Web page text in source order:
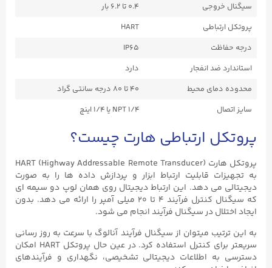
سیگنال خروجی
۰.۴ تا ۶.۲ بار
پروتکل ارتباطی
HART
درجه حفاظت
IP65
استاندارد ضد انفجار
دارد
محدوده دمای محیط
۴۰ تا ۸۰ درجه سانتی گراد
سایز اتصال
۱/۴ NPT یا ۱/۴ اینچ
پروتکل ارتباطی هارت چیست؟
پروتکل هارت HART (Highway Addressable Remote Transducer)
به تجهیزات قابلیت ارتباط ابزار و پردازش داده ها را به صورت
دیجیتالی می دهد. این ارتباط دیجیتال روی همان لوپ دو سیمه ای
که سیگنال کنترل فرآیند ۴ تا ۲۰ میلی آمپر را ارائه می دهد. بدون
ایجاد اختلال در سیگنال فرآیند انجام می شود.
به این ترتیب میتوان از سیگنال فرآیند آنالوگ با سرعت به روز رسانی
سریعتر برای کنترل استفاده کرد. در عین حال پروتکل HART امکان
دسترسی به اطلاعات دیجیتالی تشخیصی، نگهداری و فرآیندهای